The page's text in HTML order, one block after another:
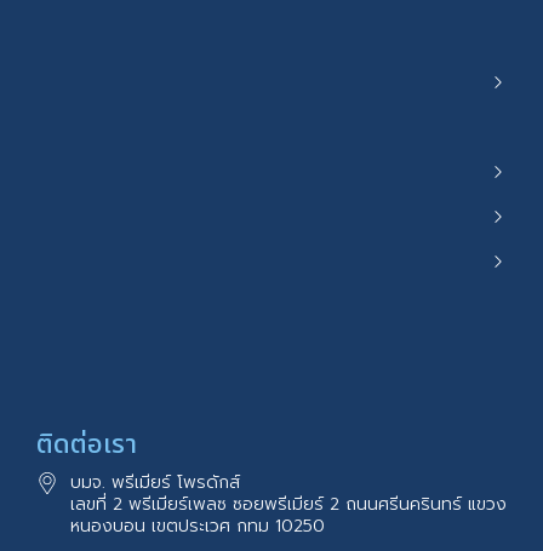
ติดต่อเรา
บมจ. พรีเมียร์ โพรดักส์
เลขที่ 2 พรีเมียร์เพลซ ซอยพรีเมียร์ 2 ถนนศรีนครินทร์ แขวง
หนองบอน เขตประเวศ กทม 10250